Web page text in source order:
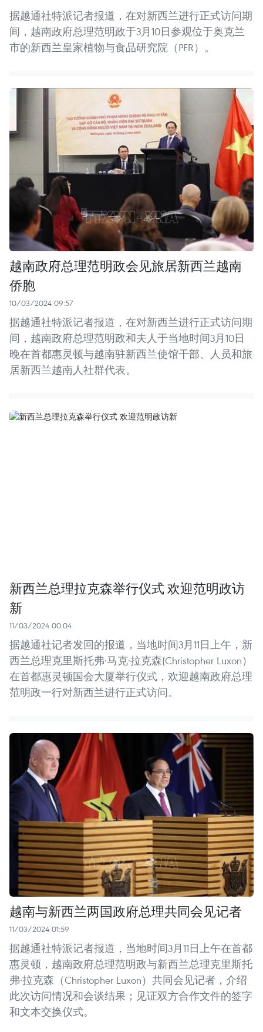
据越通社特派记者报道，在对新西兰进行正式访问期
间，越南政府总理范明政于3月10日参观位于奥克兰
市的新西兰皇家植物与食品研究院（PFR）。
越南政府总理范明政会见旅居新西兰越南
侨胞
10/03/2024 09:57
据越通社特派记者报道，在对新西兰进行正式访问期
间，越南政府总理范明政和夫人于当地时间3月10日
晚在首都惠灵顿与越南驻新西兰使馆干部、人员和旅
居新西兰越南人社群代表。
新西兰总理拉克森举行仪式 欢迎范明政访
新
11/03/2024 00:04
据越通社记者发回的报道，当地时间3月11日上午，新
西兰总理克里斯托弗·马克·拉克森(Christopher Luxon）
在首都惠灵顿国会大厦举行仪式，欢迎越南政府总理
范明政一行对新西兰进行正式访问。
越南与新西兰两国政府总理共同会见记者
11/03/2024 01:59
据越通社特派记者报道，当地时间3月11日上午在首都
惠灵顿，越南政府总理范明政与新西兰总理克里斯托
弗·拉克森（Christopher Luxon）共同会见记者，介绍
此次访问情况和会谈结果；见证双方合作文件的签字
和文本交换仪式。